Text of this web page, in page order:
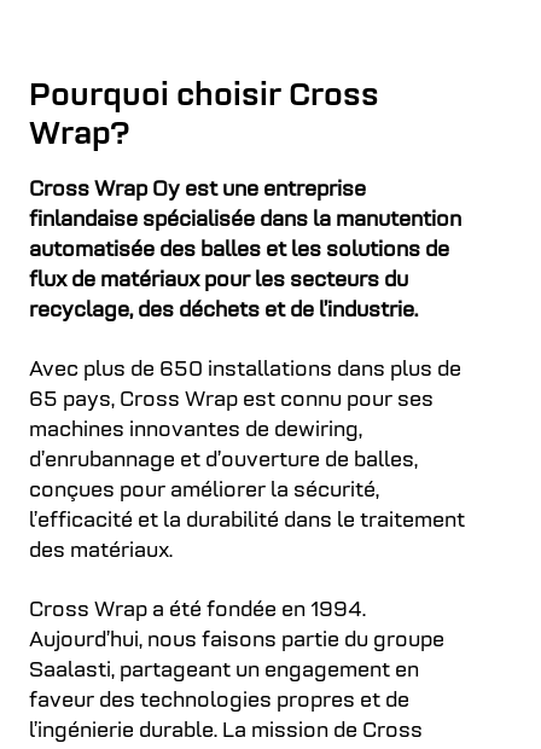
Pourquoi choisir Cross
Wrap?
Cross Wrap Oy est une entreprise
finlandaise spécialisée dans la manutention
automatisée des balles et les solutions de
flux de matériaux pour les secteurs du
recyclage, des déchets et de l’industrie.
Avec plus de 650 installations dans plus de
65 pays, Cross Wrap est connu pour ses
machines innovantes de dewiring,
d’enrubannage et d’ouverture de balles,
conçues pour améliorer la sécurité,
l’efficacité et la durabilité dans le traitement
des matériaux.
Cross Wrap a été fondée en 1994.
Aujourd’hui, nous faisons partie du groupe
Saalasti, partageant un engagement en
faveur des technologies propres et de
l’ingénierie durable. La mission de Cross